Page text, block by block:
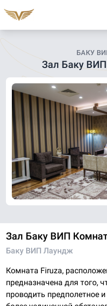
БАКУ
Зал Баку
Зал Баку ВИП
Баку ВИП Лаундж
Комната Firuza,
предназначена для того,
проводить предполетное